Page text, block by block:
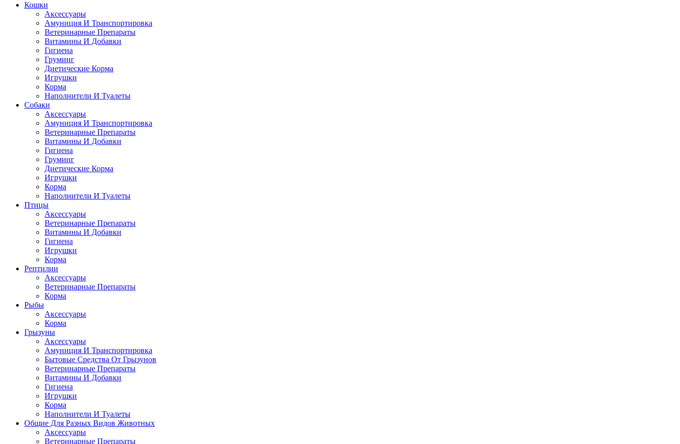
Кошки
Аксессуары
Амуниция И Транспортировка
Ветеринарные Препараты
Витамины И Добавки
Гигиена
Груминг
Диетические Корма
Игрушки
Корма
Наполнители И Туалеты
Собаки
Аксессуары
Амуниция И Транспортировка
Ветеринарные Препараты
Витамины И Добавки
Гигиена
Груминг
Диетические Корма
Игрушки
Корма
Наполнители И Туалеты
Птицы
Аксессуары
Ветеринарные Препараты
Витамины И Добавки
Гигиена
Игрушки
Корма
Рептилии
Аксессуары
Ветеринарные Препараты
Корма
Рыбы
Аксессуары
Корма
Грызуны
Аксессуары
Амуниция И Транспортировка
Бытовые Средства От Грызунов
Ветеринарные Препараты
Витамины И Добавки
Гигиена
Игрушки
Корма
Наполнители И Туалеты
Общие Для Разных Видов Животных
Аксессуары
Ветеринарные Препараты